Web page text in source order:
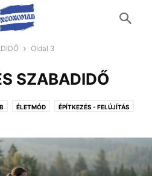
Oldal 3
SZABADIDŐ
ÉLETMÓD ÉPÍTKEZÉS - FELÚJÍTÁS